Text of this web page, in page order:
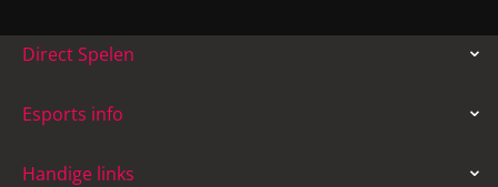
Direct Spelen
Esports info
Handige links